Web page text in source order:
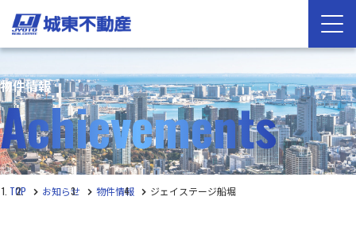
物件情報
Achievements
TOP お知らせ 物件情報 ジェイステージ船堀